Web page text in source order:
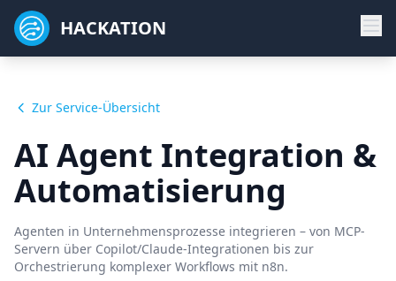
HACKATION
Zur Service-Übersicht
AI Agent Integration &
Automatisierung
Agenten in Unternehmensprozesse integrieren – von MCP-
Servern über Copilot/Claude-Integrationen bis zur
Orchestrierung komplexer Workflows mit n8n.